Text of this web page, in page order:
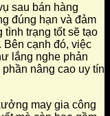
sau bán hàng
đúng hạn và đảm
tình trạng tốt sẽ tạo
Bên cạnh đó, việc
lắng nghe phản
nâng cao uy tín
may gia công